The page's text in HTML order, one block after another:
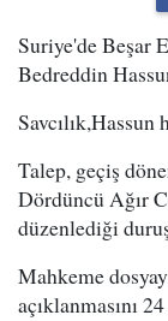
Suriye'de Beşar
Bedreddin
Savcılık,Hassun
Talep, geçiş
Dördüncü Ağır
düzenlediği
Mahkeme
açıklanmasını